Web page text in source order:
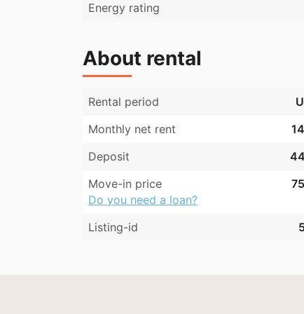
Energy rating
About rental
Rental period
Monthly net rent
Deposit
Move-in price
Do you need a loan?
Listing-id